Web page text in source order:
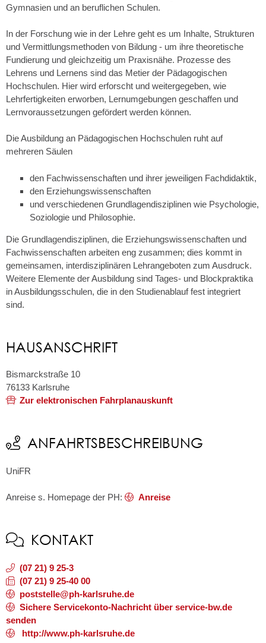
Gymnasien und an beruflichen Schulen.
In der Forschung wie in der Lehre geht es um Inhalte, Strukturen
und Vermittlungsmethoden von Bildung - um ihre theoretische
Fundierung und gleichzeitig um Praxisnähe. Prozesse des
Lehrens und Lernens sind das Metier der Pädagogischen
Hochschulen. Hier wird erforscht und weitergegeben, wie
Lehrfertigkeiten erworben, Lernumgebungen geschaffen und
Lernvoraussetzungen gefördert werden können.
Die Ausbildung an Pädagogischen Hochschulen ruht auf
mehreren Säulen
den Fachwissenschaften und ihrer jeweiligen Fachdidaktik,
den Erziehungswissenschaften
und verschiedenen Grundlagendisziplinen wie Psychologie,
Soziologie und Philosophie.
Die Grundlagendisziplinen, die Erziehungswissenschaften und
Fachwissenschaften arbeiten eng zusammen; dies kommt in
gemeinsamen, interdisziplinären Lehrangeboten zum Ausdruck.
Weitere Elemente der Ausbildung sind Tages- und Blockpraktika
in Ausbildungsschulen, die in den Studienablauf fest integriert
sind.
HAUSANSCHRIFT
Bismarckstraße 10
76133 Karlsruhe
Zur elektronischen Fahrplanauskunft
ANFAHRTSBESCHREIBUNG
UniFR
Anreise s. Homepage der PH: Anreise
KONTAKT
(07 21) 9 25-3
(07 21) 9 25-40 00
poststelle@ph-karlsruhe.de
Sichere Servicekonto-Nachricht über service-bw.de
senden
http://www.ph-karlsruhe.de